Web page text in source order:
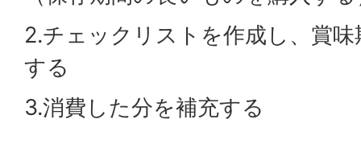
2.チェックリストを作成し、賞
する
3.消費した分を補充する